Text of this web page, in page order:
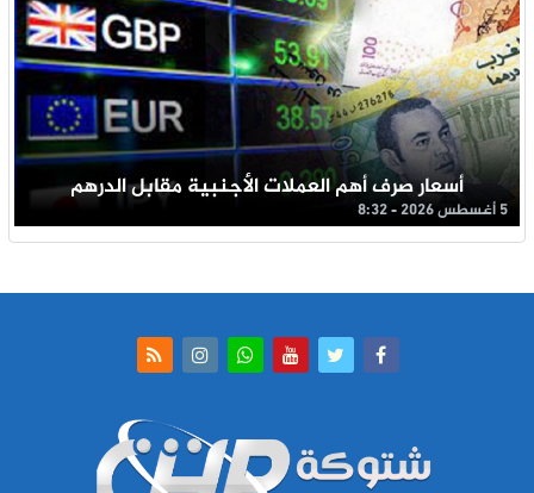
أسعار صرف أهم العملات الأجنبية مقابل الدرهم
5 أغسطس 2026 - 8:32